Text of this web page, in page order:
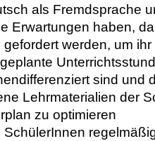
als Fremdsprache
Erwartungen haben,
gefordert werden, um
sind und
Lehrmaterialien der
zu optimieren
SchülerInnen